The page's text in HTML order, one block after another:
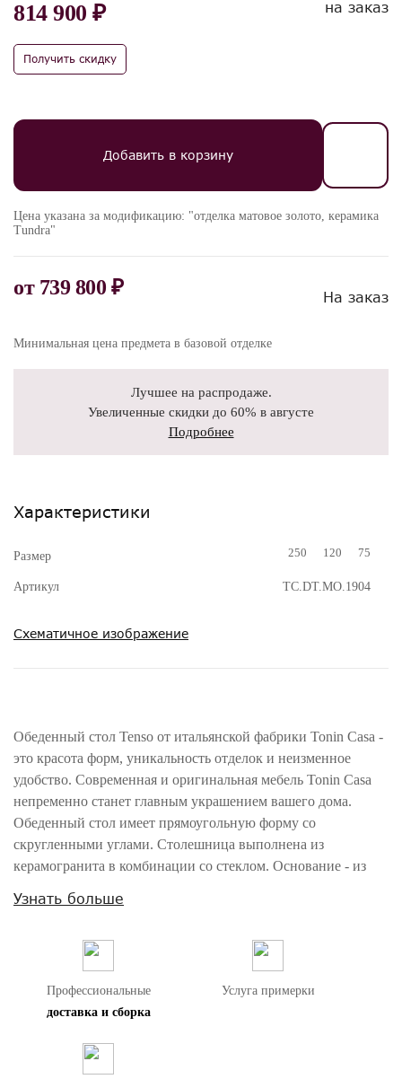
814 900 ₽
Получить скидку
на заказ
Добавить в корзину
Цена указана за модификацию: "отделка матовое золото, керамика
Tundra"
от 739 800 ₽ На заказ
Минимальная цена предмета в базовой отделке
Лучшее на распродаже.
Увеличенные скидки до 60% в августе
Подробнее
Характеристики
Размер 250 120 75
Артикул TC.DT.MO.1904
Схематичное изображение
Обеденный стол Tenso от итальянской фабрики Tonin Casa -
это красота форм, уникальность отделок и неизменное
удобство. Современная и оригинальная мебель Tonin Casa
непременно станет главным украшением вашего дома.
Обеденный стол имеет прямоугольную форму со
скругленными углами. Столешница выполнена из
керамогранита в комбинации со стеклом. Основание - из
Толщина столешницы 16мм.
Внимание! Цвета предметов на изображениях могут отличаться из-за
Узнать больше
Профессиональные
доставка и сборка
Услуга примерки